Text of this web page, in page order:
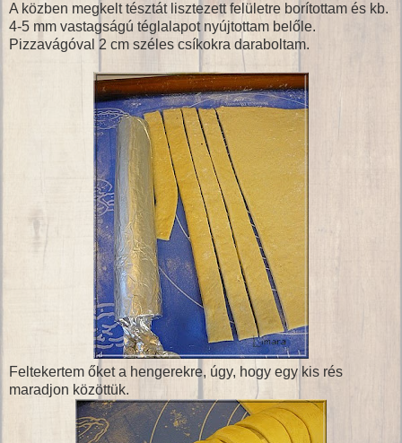
A közben megkelt tésztát lisztezett felületre borítottam és kb.
4-5 mm vastagságú téglalapot nyújtottam belőle.
Pizzavágóval 2 cm széles csíkokra daraboltam.
Feltekertem őket a hengerekre, úgy, hogy egy kis rés
maradjon közöttük.